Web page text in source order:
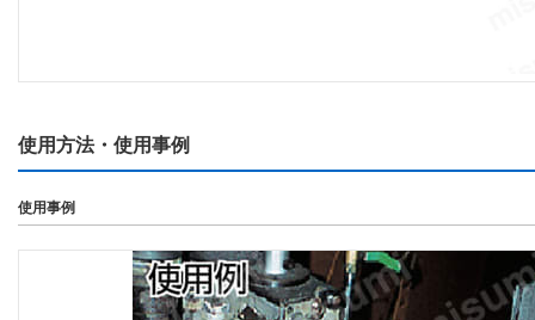
使用方法・使用事例
使用事例